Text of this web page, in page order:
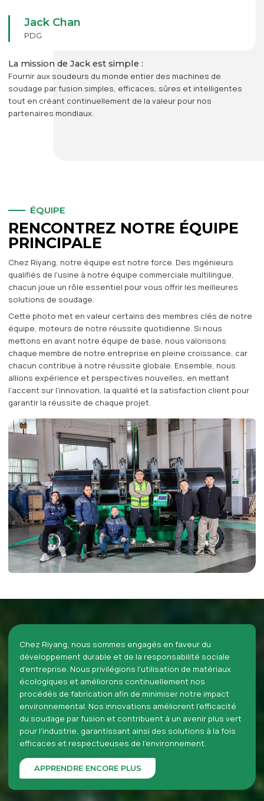
Jack Chan
PDG
La mission de Jack est simple :
Fournir aux soudeurs du monde entier des machines de
soudage par fusion simples, efficaces, sûres et intelligentes
tout en créant continuellement de la valeur pour nos
partenaires mondiaux.
ÉQUIPE
RENCONTREZ NOTRE ÉQUIPE
PRINCIPALE
Chez Riyang, notre équipe est notre force. Des ingénieurs
qualifiés de l'usine à notre équipe commerciale multilingue,
chacun joue un rôle essentiel pour vous offrir les meilleures
solutions de soudage.
Cette photo met en valeur certains des membres clés de notre
équipe, moteurs de notre réussite quotidienne. Si nous
mettons en avant notre équipe de base, nous valorisons
chaque membre de notre entreprise en pleine croissance, car
chacun contribue à notre réussite globale. Ensemble, nous
allions expérience et perspectives nouvelles, en mettant
l'accent sur l'innovation, la qualité et la satisfaction client pour
garantir la réussite de chaque projet.
Chez Riyang, nous sommes engagés en faveur du
développement durable et de la responsabilité sociale
d'entreprise. Nous privilégions l'utilisation de matériaux
écologiques et améliorons continuellement nos
procédés de fabrication afin de minimiser notre impact
environnemental. Nos innovations améliorent l'efficacité
du soudage par fusion et contribuent à un avenir plus vert
pour l'industrie, garantissant ainsi des solutions à la fois
efficaces et respectueuses de l'environnement.
APPRENDRE ENCORE PLUS